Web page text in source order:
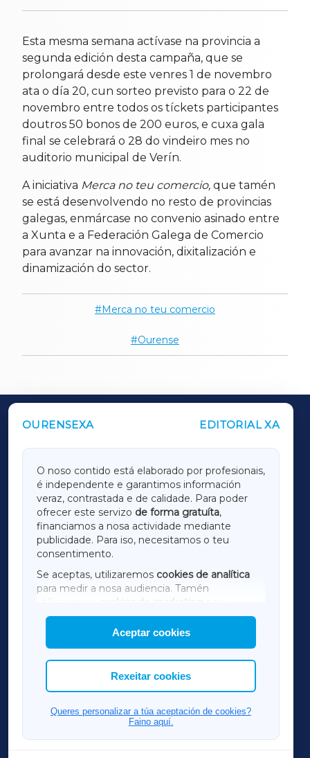
Esta mesma semana actívase na provincia a
segunda edición desta campaña, que se
prolongará desde este venres 1 de novembro
ata o día 20, cun sorteo previsto para o 22 de
novembro entre todos os tíckets participantes
doutros 50 bonos de 200 euros, e cuxa gala
final se celebrará o 28 do vindeiro mes no
auditorio municipal de Verín.
A iniciativa Merca no teu comercio, que tamén
se está desenvolvendo no resto de provincias
galegas, enmárcase no convenio asinado entre
a Xunta e a Federación Galega de Comercio
para avanzar na innovación, dixitalización e
dinamización do sector.
Merca no teu comercio
Ourense
OURENSEXA EDITORIAL XA
O noso contido está elaborado por profesionais,
é independente e garantimos información
veraz, contrastada e de calidade. Para poder
ofrecer este servizo de forma gratuíta,
financiamos a nosa actividade mediante
publicidade. Para iso, necesitamos o teu
consentimento.
Se aceptas, utilizaremos cookies de analítica
para medir a nosa audiencia. Tamén
utilizaremos
cookies de marketing
mostrar publicidade de terceiros.
Así mesmo, podes personalizar a elección das
cookies que desexas permitir.
Aceptar cookies
Rexeitar cookies
Queres personalizar a túa aceptación de cookies?
Faino aquí.
OUTROS PERIÓDICOS
LUGOXA
TERRACHAXA
AMARIÑAXA
RIBEIRASACRAXA
ACORUÑAXA
FERROLXA
OURENSEXA